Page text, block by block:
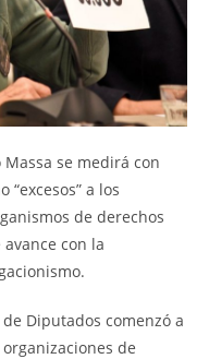
se medirá con
“excesos” a los
de derechos
con la
Diputados comenzó a
de